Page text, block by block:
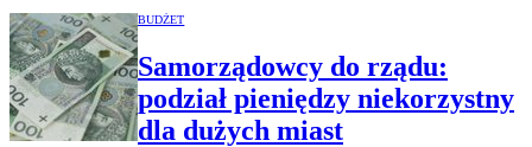
BUDŻET
Samorządowcy do rządu:
podział pieniędzy niekorzystny
dla dużych miast